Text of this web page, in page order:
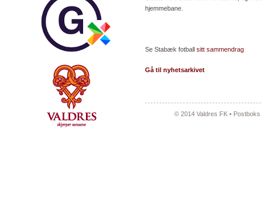
hjemmebane.
Se Stabæk fotball sitt sammendrag
Gå til nyhetsarkivet
© 2014 Valdres FK •